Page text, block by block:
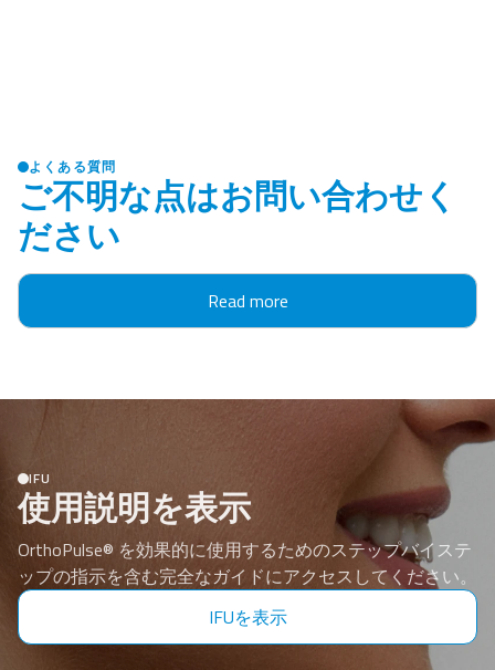
よくある質問
ご不明な点はお問い合わせく
ださい
Read more
IFU
使用説明を表示
OrthoPulse® を効果的に使用するためのステップバイステ
ップの指示を含む完全なガイドにアクセスしてください。
IFUを表示